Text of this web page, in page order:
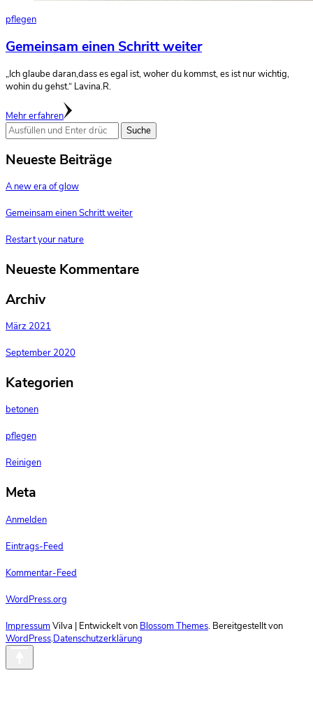
pflegen
Gemeinsam einen Schritt weiter
„Ich glaube daran,dass es egal ist, woher du kommst, es ist nur wichtig,
wohin du gehst.“ Lavina.R.
Mehr erfahren
Suchst
du
nach
etwas?
Neueste Beiträge
A new era of glow
Gemeinsam einen Schritt weiter
Restart your nature
Neueste Kommentare
Archiv
März 2021
September 2020
Kategorien
betonen
pflegen
Reinigen
Meta
Anmelden
Eintrags-Feed
Kommentar-Feed
WordPress.org
ImpressumVilva | Entwickelt von Blossom Themes. Bereitgestellt von
WordPress.Datenschutzerklärung